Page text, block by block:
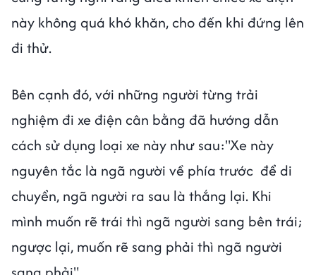
này không quá khó khăn, cho đến khi đứng lên
đi thử.
Bên cạnh đó, với những người từng trải
nghiệm đi xe điện cân bằng đã hướng dẫn
cách sử dụng loại xe này như sau:"Xe này
nguyên tắc là ngã người về phía trước để di
chuyển, ngã người ra sau là thắng lại. Khi
mình muốn rẽ trái thì ngã người sang bên trái;
ngược lại, muốn rẽ sang phải thì ngã người